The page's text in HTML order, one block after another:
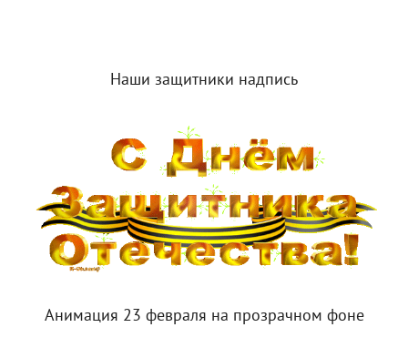
Наши защитники надпись
Анимация 23 февраля на прозрачном фоне